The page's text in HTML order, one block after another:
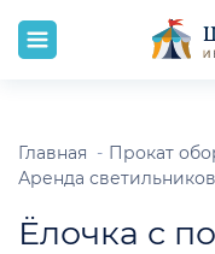
Главная
Прокат
Аренда светильников
Ёлочка с